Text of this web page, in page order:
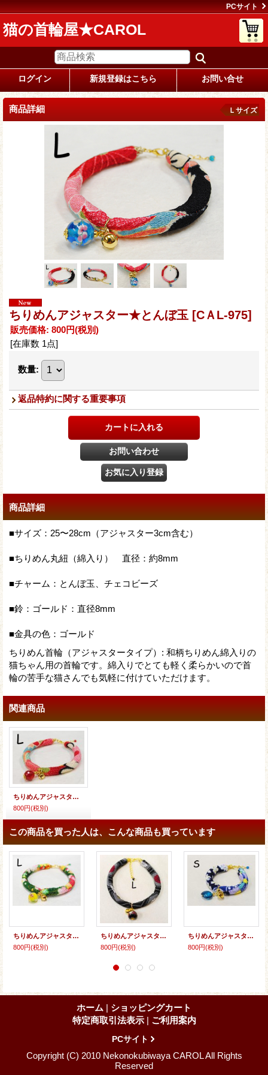
PCサイト
猫の首輪屋★CAROL
ログイン 新規登録はこちら お問い合せ
商品詳細 Ｌサイズ
ちりめんアジャスター★とんぼ玉 [CＡL-975]
販売価格: 800円(税別)
[在庫数 1点]
数量:
返品特約に関する重要事項
商品詳細
■サイズ：25〜28cm（アジャスター3cm含む）
■ちりめん丸紐（綿入り） 直径：約8mm
■チャーム：とんぼ玉、チェコビーズ
■鈴：ゴールド：直径8mm
■金具の色：ゴールド
ちりめん首輪（アジャスタータイプ） : 和柄ちりめん綿入りの
猫ちゃん用の首輪です。綿入りでとても軽く柔らかいので首
輪の苦手な猫さんでも気軽に付けていただけます。
関連商品
ちりめんアジャスター★チェコビーズ
800円(税別)
この商品を買った人は、こんな商品も買っています
ちりめんアジャスター★とんぼ玉
800円(税別)
ちりめんアジャスター★とんぼ玉
800円(税別)
ちりめんアジャスター★とんぼ玉
800円(税別)
ホーム | ショッピングカート
特定商取引法表示 | ご利用案内
PCサイト
Copyright (C) 2010 Nekonokubiwaya CAROL All Rights
Reserved